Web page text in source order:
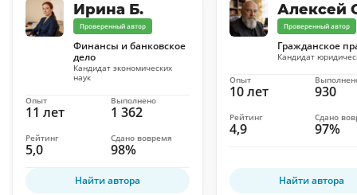
Ирина Б.
Проверенный автор
Финансы и банковское
дело
Кандидат экономических
наук
11 лет
Опыт
1 362
Выполнено
5,0
Рейтинг
98%
Сдано вовремя
Найти автора
Алексей
Проверенный автор
Гражданское
Кандидат
10 лет
Опыт
930
4,9
Рейтинг
97%
Сдано
Найти автора